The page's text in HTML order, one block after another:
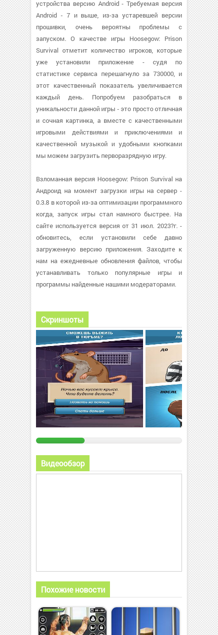
устройства версию Android - Требуемая версия
Android - 7 и выше, из-за устаревшей версии
прошивки, очень вероятны проблемы с
запуском. О качестве игры Hoosegow: Prison
Survival отметит количество игроков, которые
уже установили приложение - судя по
статистике сервиса перешагнуло за 730000, и
этот качественный показатель увеличивается
каждый день. Попробуем разобраться в
уникальности данной игры - это просто отличная
и сочная картинка, а вместе с качественными
игровыми действиями и приключениями и
качественной музыкой и удобными кнопками
мы можем загрузить перворазрядную игру.
Взломанная версия Hoosegow: Prison Survival на
Андроид на момент загрузки игры на сервер -
0.3.8 в которой из-за оптимизации программного
когда, запуск игры стал намного быстрее. На
сайте используется версия от 31 июл. 2023?г. -
обновитесь, если установили себе давно
загруженную версию приложения. Заходите к
нам на ежедневные обновления файлов, чтобы
устанавливать только популярные игры и
программы найденные нашими модераторами.
Скриншоты
Видеообзор
Похожие новости